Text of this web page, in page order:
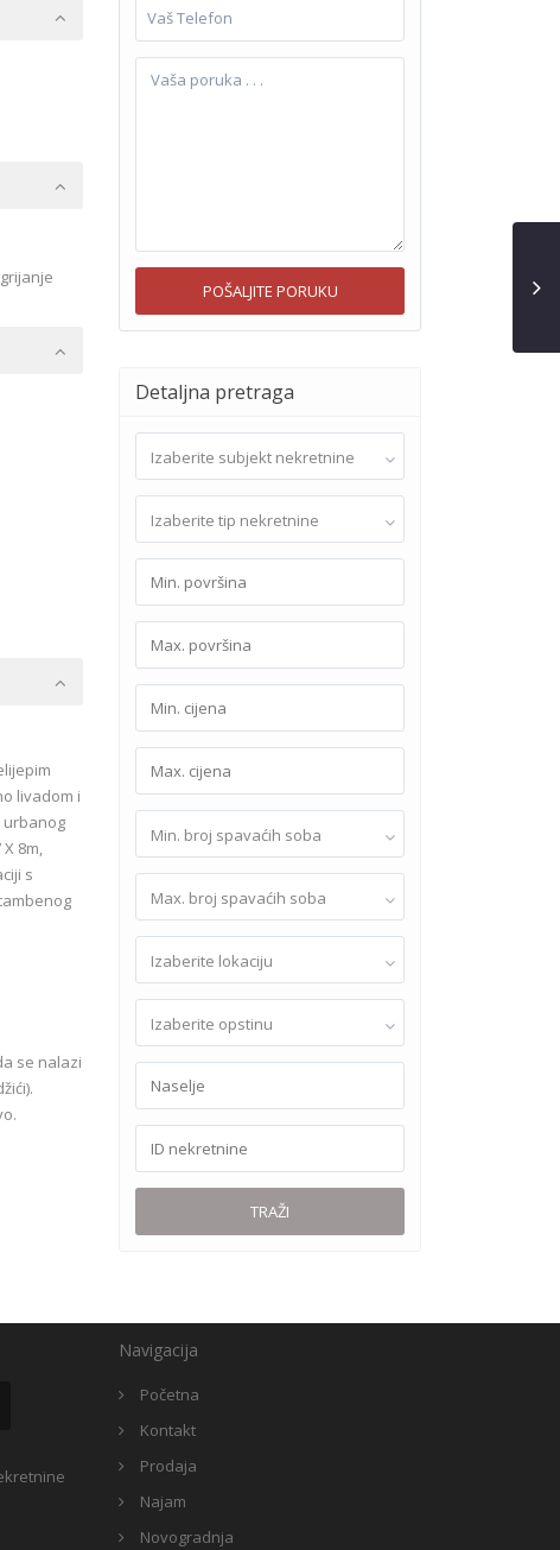
livadom i
urbanog
8m,
s
se nalazi
Detaljna pretraga
Izaberite subjekt nekretnine
Izaberite tip nekretnine
Min. broj spavaćih soba
Max. broj spavaćih soba
Izaberite lokaciju
Izaberite opstinu
TRAŽI
Navigacija
Početna
Kontakt
Prodaja
Najam
Novogradnja